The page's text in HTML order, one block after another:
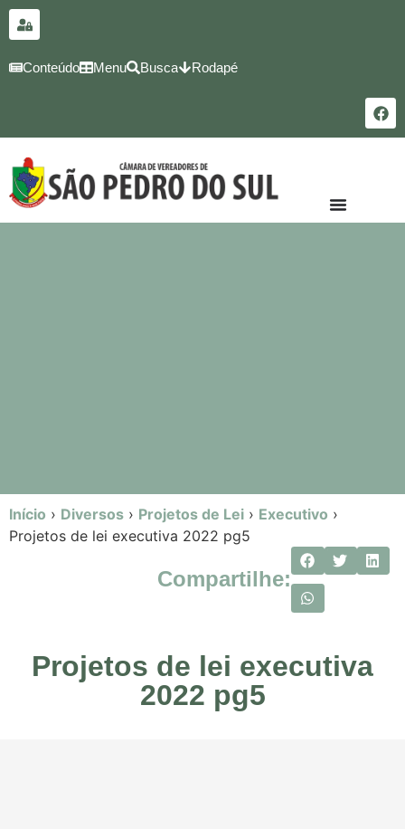
conteúdo
Conteúdo Menu Busca Rodapé
Início › Diversos › Projetos de Lei › Executivo ›
Projetos de lei executiva 2022 pg5
Compartilhe:
Projetos de lei executiva
2022 pg5